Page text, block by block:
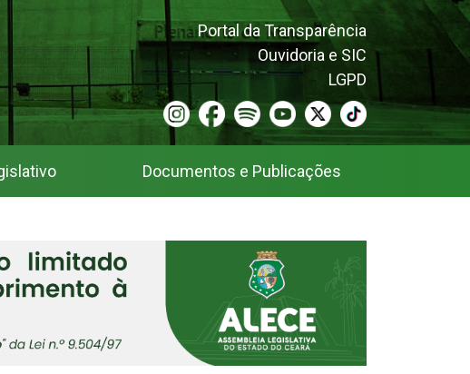
Portal da Transparência
Ouvidoria e SIC
LGPD
Documentos e Publicações